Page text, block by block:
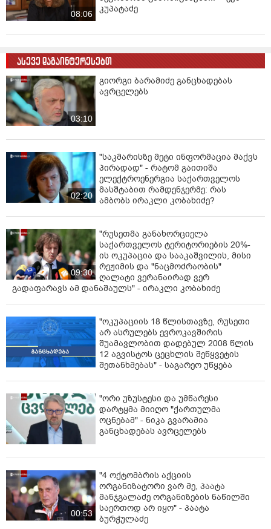
08:06
კუპატაძე
ასევე დაგაინტერესებთ
03:10
გიორგი ბარამიძე განცხადებას
ავრცელებს
02:20
"საკმარისზე მეტი ინფორმაცია მაქვს
პირადად" - რატომ გაითიშა
ელექტროენერგია საქართველოს
მასშტაბით რამდენჯერმე: რას
ამბობს ირაკლი კობახიძე?
09:30
"რუსეთმა განახორციელა
საქართველოს ტერიტორიების 20%-
ის ოკუპაცია და სააკაშვილის, მისი
რეჟიმის და "ნაცმოძრაობის"
ღალატი ვერანაირად ვერ
გადაფარავს ამ დანაშაულს" - ირაკლი კობახიძე
"ოკუპაციის 18 წლისთავზე, რუსეთი
არ ასრულებს ევროკავშირის
შუამავლობით დადებულ 2008 წლის
12 აგვისტოს ცეცხლის შეწყვეტის
შეთანხმებას" - საგარეო უწყება
"ორი უზუსტესი და უმწარესი
დარტყმა მიიღო "ქართულმა
ოცნებამ" - ნიკა გვარამია
განცხადებას ავრცელებს
00:53
"4 ოქტომბრის აქციის
ორგანიზატორი ვარ მე, პაატა
მანჯგალაძე ორგანიზების ნაწილში
საერთოდ არ იყო" - პაატა
ბურჭულაძე